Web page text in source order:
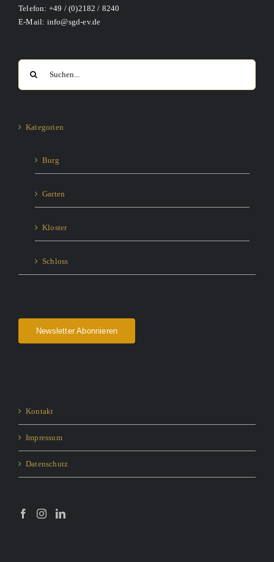
Telefon: +49 / (0)2182 / 8240
E-Mail: info@sgd-ev.de
Suche
nach:
Kategorien
Burg
Garten
Kloster
Schloss
Newsletter Abonnieren
Kontakt
Impressum
Datenschutz